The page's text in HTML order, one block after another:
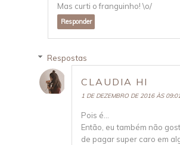
Mas curti o franguinho! \o/
Responder
Respostas
CLAUDIA HI
1 DE DEZEMBRO DE 2016 ÀS
Pois é...
Então, eu também não
de pagar super caro em